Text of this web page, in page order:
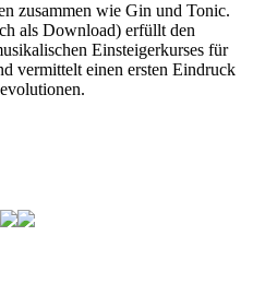
zusammen wie Gin und Tonic.
als Download) erfüllt den
Einsteigerkurses für
vermittelt einen ersten Eindruck